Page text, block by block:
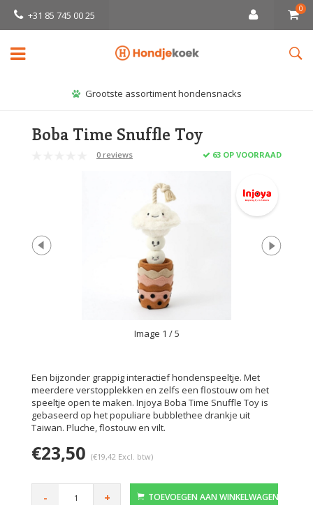
+31 85 745 00 25
0
Grootste assortiment hondensnacks
Boba Time Snuffle Toy
0 reviews 63 OP VOORRAAD
Image 1 / 5
Een bijzonder grappig interactief hondenspeeltje. Met
meerdere verstopplekken en zelfs een flostouw om het
speeltje open te maken. Injoya Boba Time Snuffle Toy is
gebaseerd op het populiare bubblethee drankje uit
Taiwan. Pluche, flostouw en vilt.
€23,50 (€19,42 Excl. btw)
- + TOEVOEGEN AAN WINKELWAGEN